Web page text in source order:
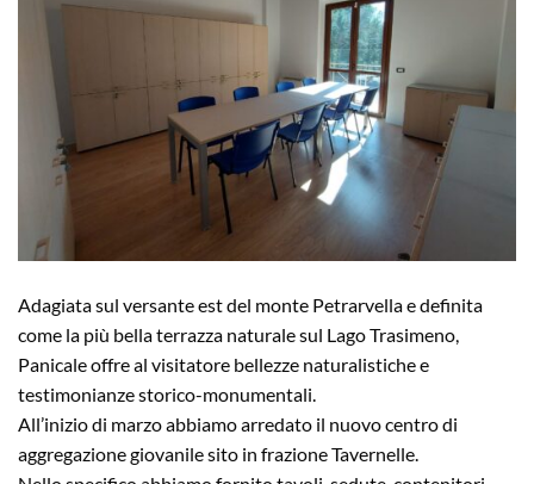
Adagiata sul versante est del monte Petrarvella e definita
come la più bella terrazza naturale sul Lago Trasimeno,
Panicale offre al visitatore bellezze naturalistiche e
testimonianze storico-monumentali.
All’inizio di marzo abbiamo arredato il nuovo centro di
aggregazione giovanile sito in frazione Tavernelle.